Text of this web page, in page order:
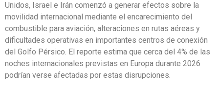
Unidos, Israel e Irán comenzó a generar efectos sobre la
movilidad internacional mediante el encarecimiento del
combustible para aviación, alteraciones en rutas aéreas y
dificultades operativas en importantes centros de conexión
del Golfo Pérsico. El reporte estima que cerca del 4% de las
noches internacionales previstas en Europa durante 2026
podrían verse afectadas por estas disrupciones.